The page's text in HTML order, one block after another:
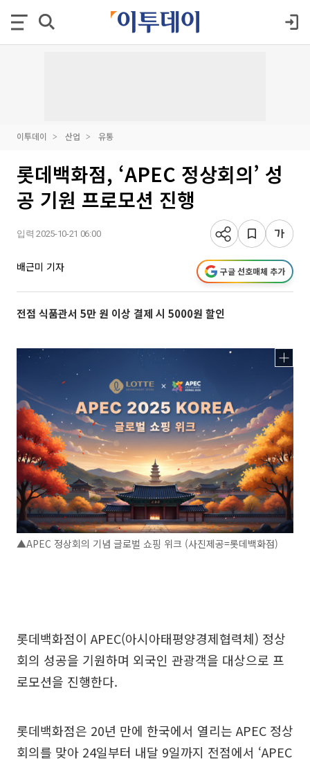
이투데이 산업 유통
롯데백화점, ‘APEC 정상회의’ 성
공 기원 프로모션 진행
입력 2025-10-21 06:00
배근미 기자 구글 선호매체 추가
전점 식품관서 5만 원 이상 결제 시 5000원 할인
▲APEC 정상회의 기념 글로벌 쇼핑 위크 (사진제공=롯데백화점)
롯데백화점이 APEC(아시아태평양경제협력체) 정상
회의 성공을 기원하며 외국인 관광객을 대상으로 프
로모션을 진행한다.
롯데백화점은 20년 만에 한국에서 열리는 APEC 정상
회의를 맞아 24일부터 내달 9일까지 전점에서 ‘APEC